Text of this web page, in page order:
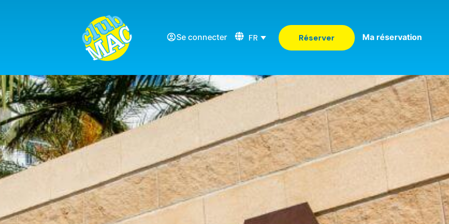
Se connecter FR Réserver Ma réservation